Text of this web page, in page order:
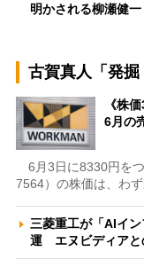
明かされる柳瀬健
古賀真人「発掘
《株
6月の
6月3日に8330円をつ
7564）の株価は、わ
三菱重工が「AIイ
運 エヌビディア